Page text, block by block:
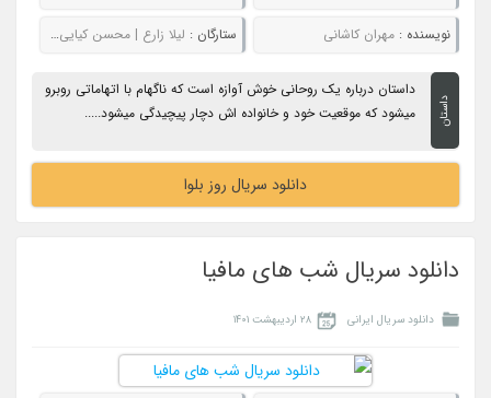
نویسنده :مهران کاشانی ستارگان : لیلا زارع | محسن کیایی | بابک حمیدیان
داستان
داستان درباره یک روحانی خوش آوازه است که ناگهام با اتهاماتی روبرو
میشود که موقعیت خود و خانواده اش دچار پیچیدگی میشود.....
دانلود سریال روز بلوا
دانلود سریال شب های مافیا
دانلود سریال ایرانی ۲۸ اردیبهشت ۱۴۰۱